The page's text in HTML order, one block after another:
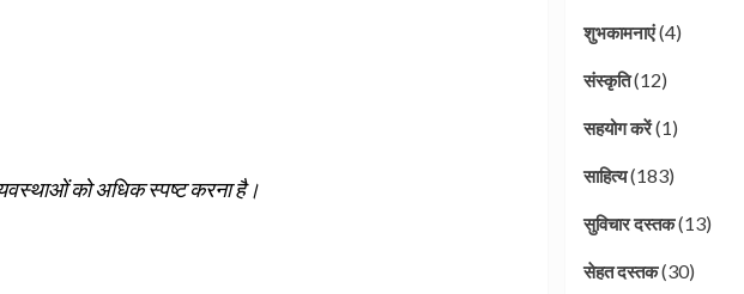
को अधिक स्‍पष्‍ट करना है।
शुभकामनाएं(4)
संस्कृति(12)
सहयोग करें(1)
साहित्य(183)
सुविचार दस्तक(13)
सेहत दस्तक(30)